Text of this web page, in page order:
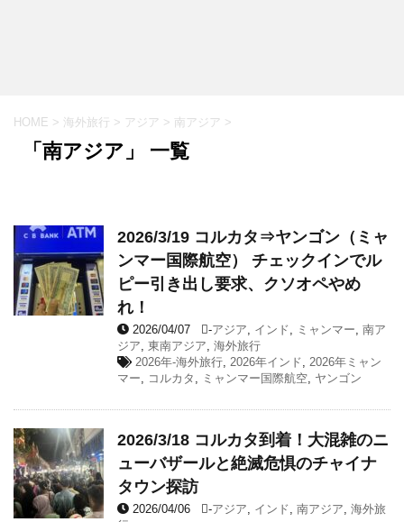
HOME > 海外旅行 > アジア > 南アジア >
「南アジア」 一覧
2026/3/19 コルカタ⇒ヤンゴン（ミャ
ンマー国際航空） チェックインでル
ピー引き出し要求、クソオペやめ
れ！
2026/04/07 -アジア, インド, ミャンマー, 南ア
ジア, 東南アジア, 海外旅行
2026年-海外旅行, 2026年インド, 2026年ミャン
マー, コルカタ , ミャンマー国際航空, ヤンゴン
2026/3/18 コルカタ到着！大混雑のニ
ューバザールと絶滅危惧のチャイナ
タウン探訪
2026/04/06 -アジア, インド, 南アジア, 海外旅